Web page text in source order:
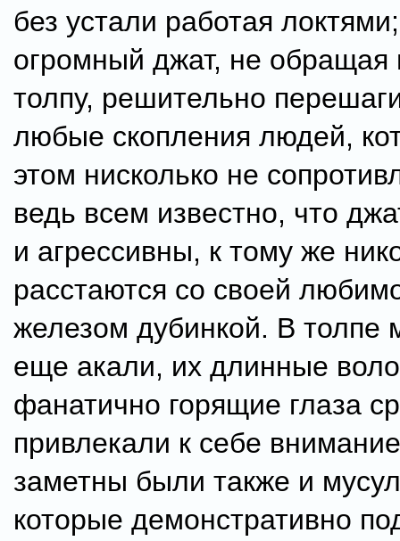
без устали работая
огромный джат, не обращая
толпу, решительно
любые скопления людей,
этом нисколько не
ведь всем известно, что
и агрессивны, к тому же
расстаются со своей
железом дубинкой. В толпе
еще акали, их длинные
фанатично горящие глаза
привлекали к себе
заметны были также и
которые демонстративно